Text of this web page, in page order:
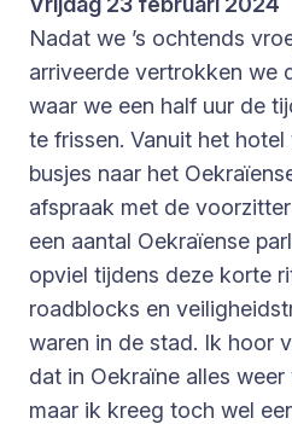
Nadat we ’s ochtends
arriveerde vertrokken we
waar we een half uur de
te frissen. Vanuit het
busjes naar het
afspraak met de
een aantal Oekraïense
opviel tijdens deze korte
roadblocks en
waren in de stad. Ik hoor
dat in Oekraïne alles
maar ik kreeg toch wel